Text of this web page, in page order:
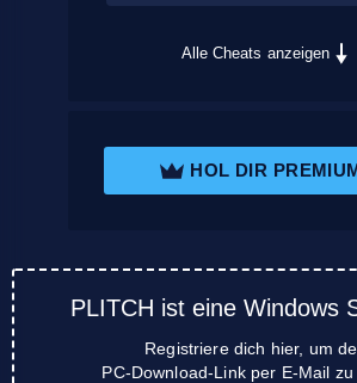
Alle Cheats anzeigen
HOL DIR
PLITCH ist eine Windows
Registriere dich hier, um
PC-Download-Link per E-Mail